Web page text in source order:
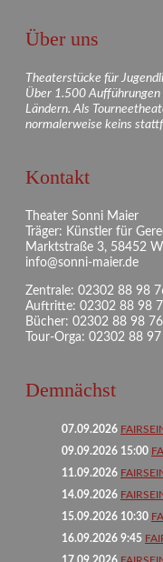
Über uns
Theaterstücke für
Über 1.500
Ländern. Als
normalerweise keins
Kontakt
Theater Sonni Maier
Träger: Künstler für
Marktstraße 3, 58452
info@sonni-maier.de
Zentrale: 02302 88 98
Auftritte: 02302 88 98
Bücher: 02302 88 98
Tour-Orga: 02302 88
Demnächst
07.09.2026
09.09.2026 15:00
11.09.2026
14.09.2026
15.09.2026 10:30
16.09.2026 9:45
17.09.2026